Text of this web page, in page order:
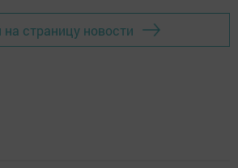
на страницу новости